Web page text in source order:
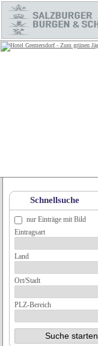
Schnellsuche
nur Einträge mit Bild
Eintragsart
Land
Ort/Stadt
PLZ-Bereich